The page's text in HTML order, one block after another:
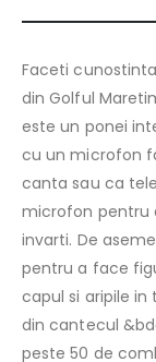
Faceti
din Golful
este un ponei
cu un microfon
canta sau ca
microfon pentru
invarti. De
pentru a face
capul si aripile
din cantecul
peste 50 de